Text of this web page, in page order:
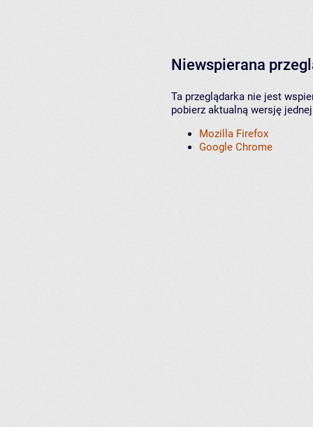
Niewspierana
Ta przeglądarka nie jest
pobierz aktualną wersję
Mozilla Firefox
Google Chrome